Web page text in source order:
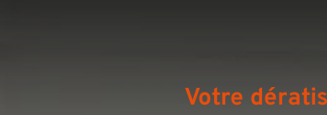
Votre